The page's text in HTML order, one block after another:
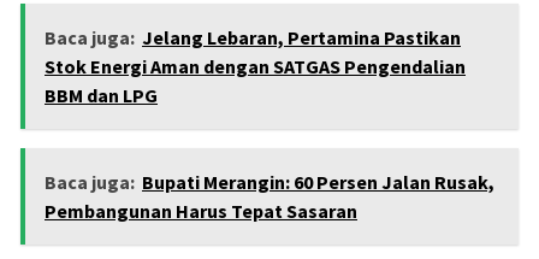
Baca juga: Jelang Lebaran, Pertamina Pastikan
Stok Energi Aman dengan SATGAS Pengendalian
BBM dan LPG
Baca juga: Bupati Merangin: 60 Persen Jalan Rusak,
Pembangunan Harus Tepat Sasaran